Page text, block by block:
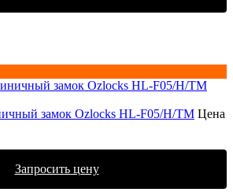
замок Ozlocks HL-F05/H/TM Цена
Запросить цену